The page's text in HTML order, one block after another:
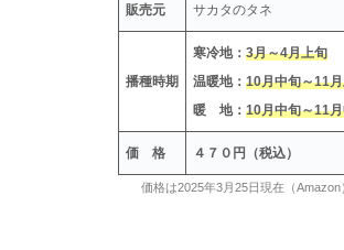
販売元 サカタのタネ
播種時期
寒冷地： 3月～4月上旬
温暖地： 10月中旬～11
暖 地： 10月中旬～11
価 格 ４７０円（税込）
価格は2025年3月25日現在（Amazon